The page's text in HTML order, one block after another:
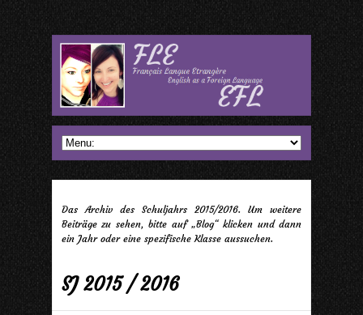
Das Archiv des Schuljahrs 2015/2016. Um weitere
Beiträge zu sehen, bitte auf „Blog“ klicken und dann
ein Jahr oder eine spezifische Klasse aussuchen.
SJ 2015 / 2016